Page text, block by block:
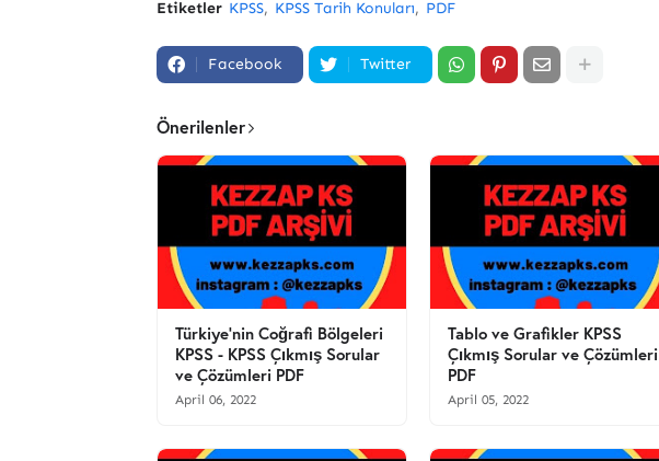
Etiketler KPSS KPSS Tarih Konuları PDF
Facebook Twitter
Önerilenler
Türkiye’nin Coğrafi Bölgeleri
KPSS - KPSS Çıkmış Sorular
ve Çözümleri PDF
April 06, 2022
Tablo ve Grafikler KPSS
Çıkmış Sorular ve Çözümleri
PDF
April 05, 2022